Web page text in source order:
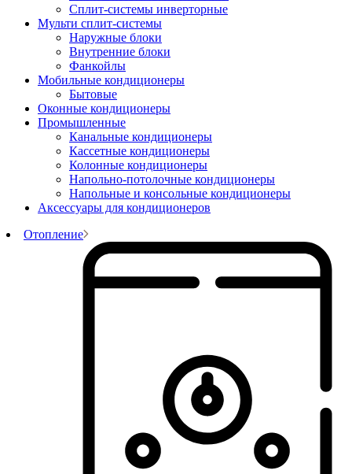
Сплит-системы инверторные
Мульти сплит-системы
Наружные блоки
Внутренние блоки
Фанкойлы
Мобильные кондиционеры
Бытовые
Оконные кондиционеры
Промышленные
Канальные кондиционеры
Кассетные кондиционеры
Колонные кондиционеры
Напольно-потолочные кондиционеры
Напольные и консольные кондиционеры
Аксессуары для кондиционеров
Отопление